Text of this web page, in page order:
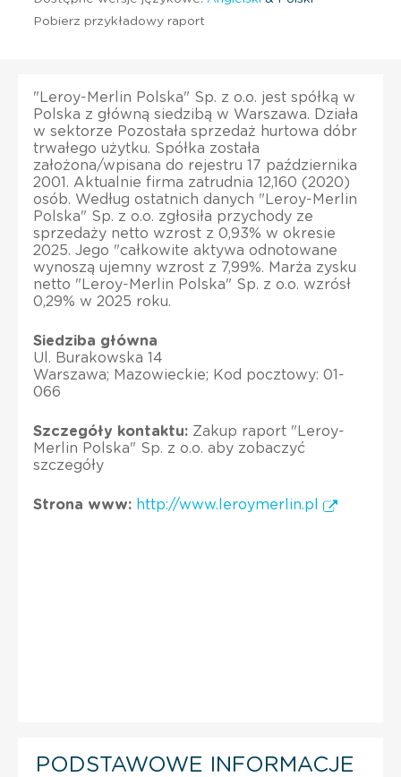
Pobierz przykładowy raport
"Leroy-Merlin Polska" Sp. z o.o. jest spółką w
Polska z główną siedzibą w Warszawa. Działa
w sektorze Pozostała sprzedaż hurtowa dóbr
trwałego użytku. Spółka została
założona/wpisana do rejestru 17 października
2001. Aktualnie firma zatrudnia 12,160 (2020)
osób. Według ostatnich danych "Leroy-Merlin
Polska" Sp. z o.o. zgłosiła przychody ze
sprzedaży netto wzrost z 0,93% w okresie
2025. Jego "całkowite aktywa odnotowane
wynoszą ujemny wzrost z 7,99%. Marża zysku
netto "Leroy-Merlin Polska" Sp. z o.o. wzrósł
0,29% w 2025 roku.
Siedziba główna
Ul. Burakowska 14
Warszawa; Mazowieckie; Kod pocztowy: 01-
066
Szczegóły kontaktu: Zakup raport "Leroy-
Merlin Polska" Sp. z o.o. aby zobaczyć
szczegóły
Strona www: http://www.leroymerlin.pl
PODSTAWOWE INFORMACJE